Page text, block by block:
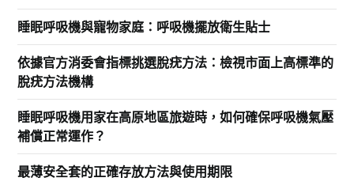
睡眠呼吸機與寵物家庭：呼吸機擺放衛生貼士
依據官方消委會指標挑選脫疣方法：檢視市面上高標準的
脫疣方法機構
睡眠呼吸機用家在高原地區旅遊時，如何確保呼吸機氣壓
補償正常運作？
最薄安全套的正確存放方法與使用期限